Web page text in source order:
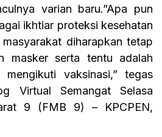
varian baru.”Apa pun
ikhtiar proteksi kesehatan
diharapkan tetap
masker serta tentu adalah
mengikuti vaksinasi,” tegas
Virtual Semangat Selasa
9 (FMB 9) – KPCPEN,